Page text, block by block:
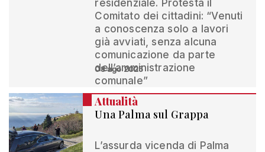
residenziale. Protesta il
Comitato dei cittadini: “Venuti
a conoscenza solo a lavori
già avviati, senza alcuna
comunicazione da parte
dell’amministrazione
comunale”
08 ago 2025
Attualità
Una Palma sul Grappa
L’assurda vicenda di Palma